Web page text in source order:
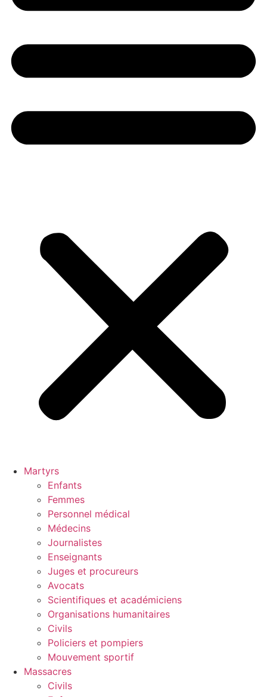
Martyrs
Enfants
Femmes
Personnel médical
Médecins
Journalistes
Enseignants
Juges et procureurs
Avocats
Scientifiques et académiciens
Organisations humanitaires
Civils
Policiers et pompiers
Mouvement sportif
Massacres
Civils